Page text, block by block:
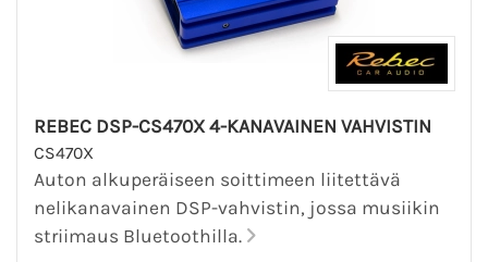
REBEC DSP-CS470X 4-KANAVAINEN VAHVISTIN
CS470X
Auton alkuperäiseen soittimeen liitettävä
nelikanavainen DSP-vahvistin, jossa musiikin
striimaus Bluetoothilla.